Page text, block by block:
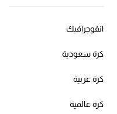
انفوجرافيك
كرة سعودية
كرة عربية
كرة عالمية